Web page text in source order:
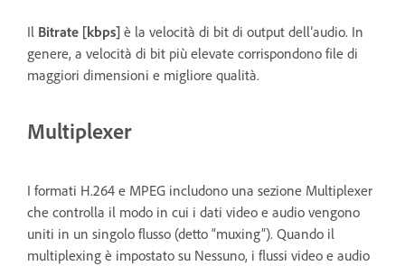
Il Bitrate [kbps] è la velocità di bit di output dell’audio. In
genere, a velocità di bit più elevate corrispondono file di
maggiori dimensioni e migliore qualità.
Multiplexer
I formati H.264 e MPEG includono una sezione Multiplexer
che controlla il modo in cui i dati video e audio vengono
uniti in un singolo flusso (detto “muxing”). Quando il
multiplexing è impostato su Nessuno, i flussi video e audio